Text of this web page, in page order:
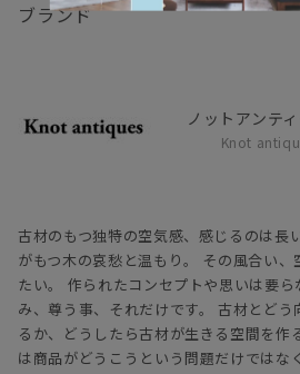
ブランド
ノットアンテ
Knot
古材のもつ独特の空気感、感じるのは長
がもつ木の哀愁と温もり。 その風合い
たい。 作られたコンセプトや思いは要
み、尊う事、それだけです。 古材とど
るか、どうしたら古材が生きる空間を作
は商品がどうこうという問題だけではな